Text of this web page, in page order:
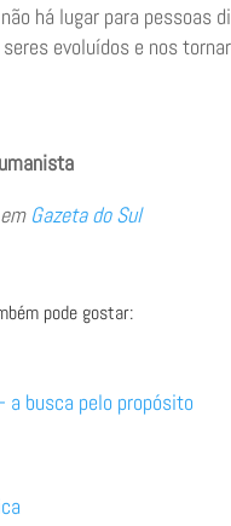
há lugar para
evoluídos e nos
Gazeta do Sul
pode gostar:
a busca pelo propósito